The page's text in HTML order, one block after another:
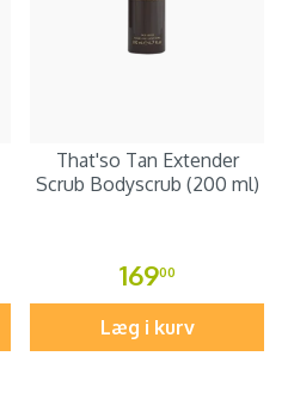
That'so Tan Extender
Scrub Bodyscrub (200 ml)
16900
Læg i kurv